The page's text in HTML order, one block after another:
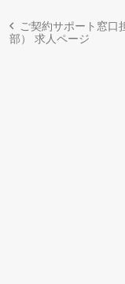
ご契約サポート窓口
部） 求人ページ